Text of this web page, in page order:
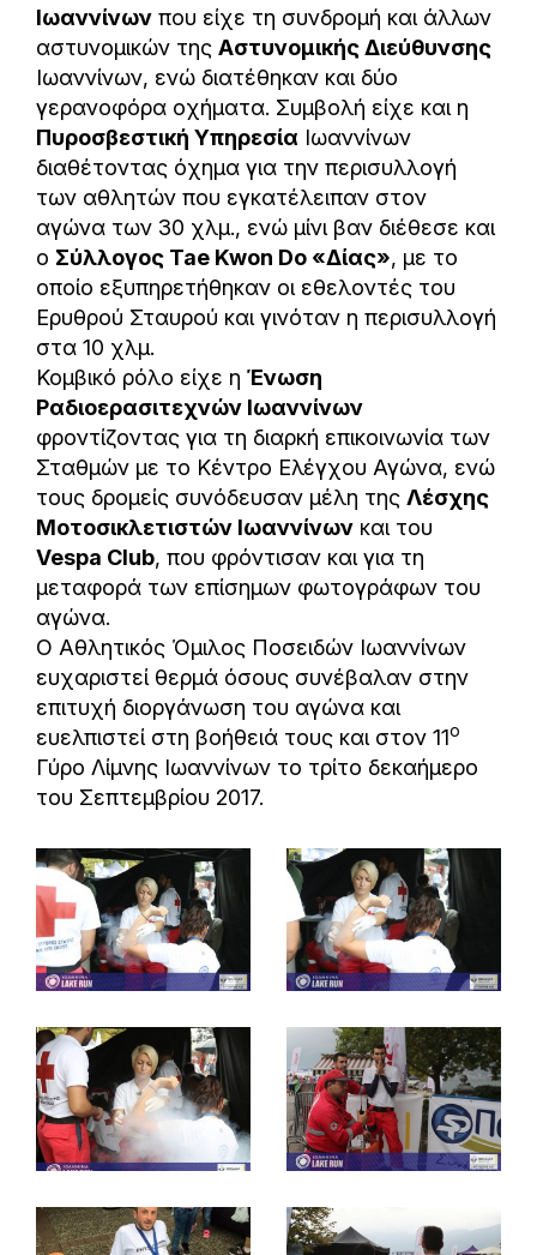
Ιωαννίνων που είχε τη συνδρομή και άλλων
αστυνομικών της Αστυνομικής Διεύθυνσης
Ιωαννίνων, ενώ διατέθηκαν και δύο
γερανοφόρα οχήματα. Συμβολή είχε και η
Πυροσβεστική Υπηρεσία Ιωαννίνων
διαθέτοντας όχημα για την περισυλλογή
των αθλητών που εγκατέλειπαν στον
αγώνα των 30 χλμ., ενώ μίνι βαν διέθεσε και
ο Σύλλογος Tae Kwon Do «Δίας», με το
οποίο εξυπηρετήθηκαν οι εθελοντές του
Ερυθρού Σταυρού και γινόταν η περισυλλογή
στα 10 χλμ.
Κομβικό ρόλο είχε η Ένωση
Ραδιοερασιτεχνών Ιωαννίνων
φροντίζοντας για τη διαρκή επικοινωνία των
Σταθμών με το Κέντρο Ελέγχου Αγώνα, ενώ
τους δρομείς συνόδευσαν μέλη της Λέσχης
Μοτοσικλετιστών Ιωαννίνων και του
Vespa Club, που φρόντισαν και για τη
μεταφορά των επίσημων φωτογράφων του
αγώνα.
Ο Αθλητικός Όμιλος Ποσειδών Ιωαννίνων
ευχαριστεί θερμά όσους συνέβαλαν στην
επιτυχή διοργάνωση του αγώνα και
ευελπιστεί στη βοήθειά τους και στον 11ο
Γύρο Λίμνης Ιωαννίνων το τρίτο δεκαήμερο
του Σεπτεμβρίου 2017.